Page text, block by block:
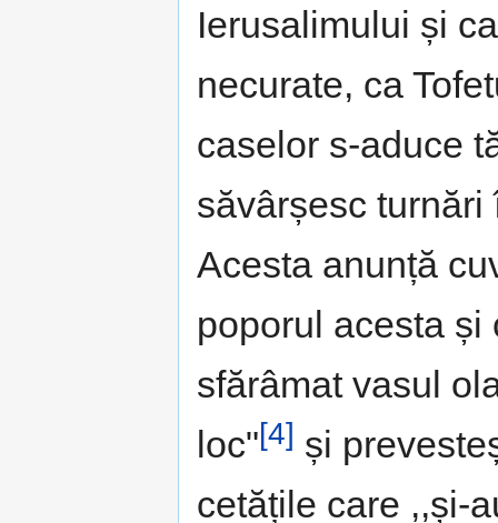
Ierusalimului și
necurate, ca
caselor s-aduce
săvârșesc
Acesta anunță
poporul acesta și
sfărâmat vasul
loc"[4] și
cetățile care ,,și-